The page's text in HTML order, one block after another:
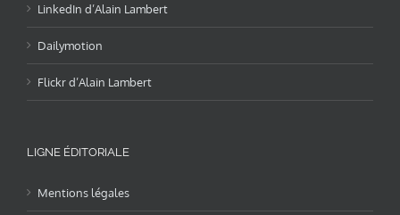
LinkedIn d’Alain Lambert
Dailymotion
Flickr d’Alain Lambert
LIGNE ÉDITORIALE
Mentions légales